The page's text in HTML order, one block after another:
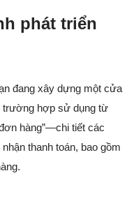
phát triển
đang xây dựng một cửa
trường hợp sử dụng từ
hàng”—chi tiết các
thanh toán, bao gồm